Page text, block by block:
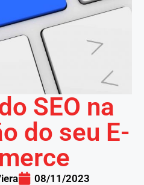
SEO na
do seu E-
08/11/2023